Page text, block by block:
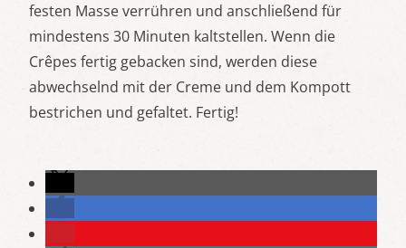
festen Masse verrühren und anschließend für
mindestens 30 Minuten kaltstellen. Wenn die
Crêpes fertig gebacken sind, werden diese
abwechselnd mit der Creme und dem Kompott
bestrichen und gefaltet. Fertig!